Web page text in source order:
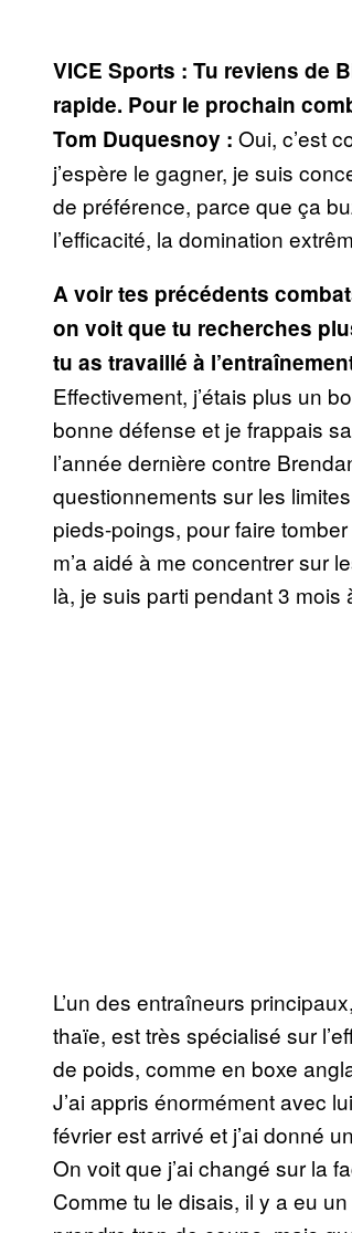
VICE Sports : Tu reviens de
rapide. Pour le prochain
Tom Duquesnoy : Oui, c’est
j’espère le gagner, je suis
de préférence, parce que ça
l’efficacité, la domination
A voir tes précédents
on voit que tu recherches
tu as travaillé à
Effectivement, j’étais plus un
bonne défense et je frappais
l’année dernière contre
questionnements sur les
pieds-poings, pour faire
m’a aidé à me concentrer sur
là, je suis parti pendant 3
L’un des entraîneurs
thaïe, est très spécialisé sur
de poids, comme en boxe
J’ai appris énormément avec
février est arrivé et j’ai donné
On voit que j’ai changé sur la
Comme tu le disais, il y a eu